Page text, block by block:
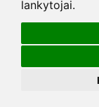
lankytojai.